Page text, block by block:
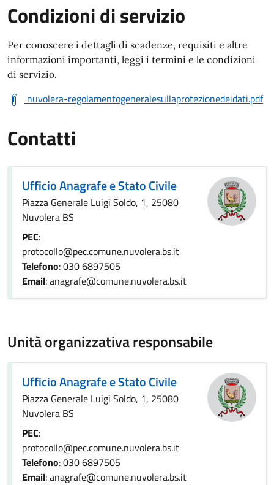
Condizioni di servizio
Per conoscere i dettagli di scadenze, requisiti e altre
informazioni importanti, leggi i termini e le condizioni
di servizio.
nuvolera-regolamentogeneralesullaprotezionedeidati.pdf
Contatti
Ufficio Anagrafe e Stato Civile
Piazza Generale Luigi Soldo, 1, 25080
Nuvolera BS
PEC:
protocollo@pec.comune.nuvolera.bs.it
Telefono: 030 6897505
Email: anagrafe@comune.nuvolera.bs.it
Unità organizzativa responsabile
Ufficio Anagrafe e Stato Civile
Piazza Generale Luigi Soldo, 1, 25080
Nuvolera BS
PEC:
protocollo@pec.comune.nuvolera.bs.it
Telefono: 030 6897505
Email: anagrafe@comune.nuvolera.bs.it